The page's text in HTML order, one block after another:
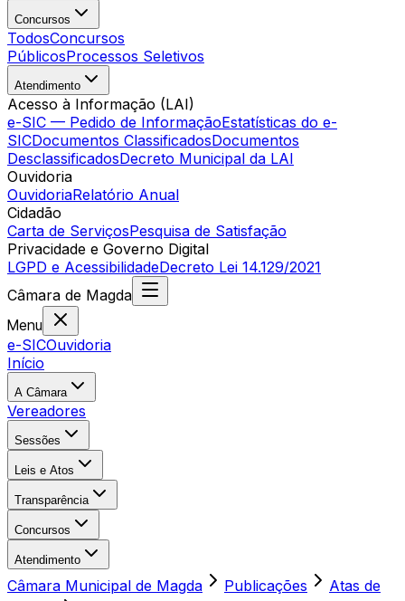
Concursos
TodosConcursos
PúblicosProcessos Seletivos
Atendimento
Acesso à Informação (LAI)
e-SIC — Pedido de InformaçãoEstatísticas do e-
SICDocumentos ClassificadosDocumentos
DesclassificadosDecreto Municipal da LAI
Ouvidoria
OuvidoriaRelatório Anual
Cidadão
Carta de ServiçosPesquisa de Satisfação
Privacidade e Governo Digital
LGPD e AcessibilidadeDecreto Lei 14.129/2021
Câmara de Magda
Menu
e-SICOuvidoria
Início
A Câmara
Vereadores
Sessões
Leis e Atos
Transparência
Concursos
Atendimento
Câmara Municipal de Magda Publicações
Atas de